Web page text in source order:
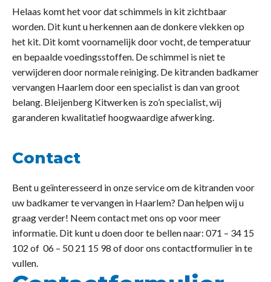
Helaas komt het voor dat schimmels in kit zichtbaar
worden. Dit kunt u herkennen aan de donkere vlekken op
het kit. Dit komt voornamelijk door vocht, de temperatuur
en bepaalde voedingsstoffen. De schimmel is niet te
verwijderen door normale reiniging. De kitranden badkamer
vervangen Haarlem door een specialist is dan van groot
belang. Bleijenberg Kitwerken is zo’n specialist, wij
garanderen kwalitatief hoogwaardige afwerking.
Contact
Bent u geïnteresseerd in onze service om de kitranden voor
uw badkamer te vervangen in Haarlem? Dan helpen wij u
graag verder! Neem contact met ons op voor meer
informatie. Dit kunt u doen door te bellen naar: 071 – 34 15
102 of 06 – 50 21 15 98 of door ons contactformulier in te
vullen.